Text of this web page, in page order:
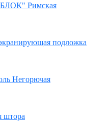
Римская
подложка
Негорючая
штора